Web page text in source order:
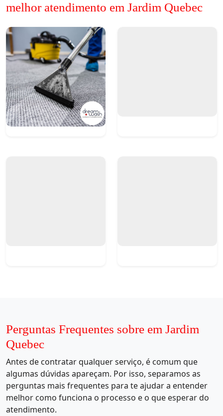
melhor atendimento em Jardim Quebec
Perguntas Frequentes sobre em Jardim
Quebec
Antes de contratar qualquer serviço, é comum que
algumas dúvidas apareçam. Por isso, separamos as
perguntas mais frequentes para te ajudar a entender
melhor como funciona o processo e o que esperar do
atendimento.